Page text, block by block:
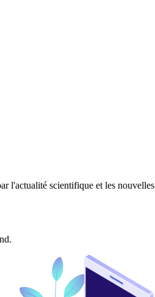
l'actualité scientifique et les